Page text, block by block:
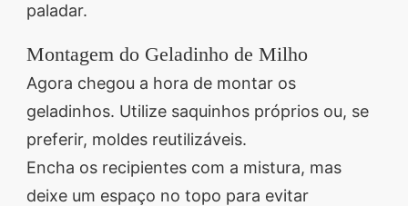
paladar.
Montagem do Geladinho de Milho
Agora chegou a hora de montar os
geladinhos. Utilize saquinhos próprios ou, se
preferir, moldes reutilizáveis.
Encha os recipientes com a mistura, mas
deixe um espaço no topo para evitar